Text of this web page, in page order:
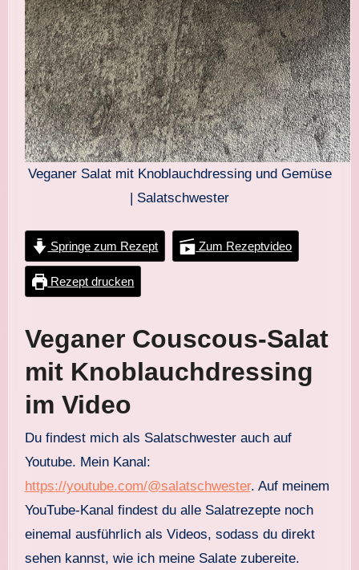
Veganer Salat mit Knoblauchdressing und Gemüse
| Salatschwester
Springe zum Rezept Zum Rezeptvideo
Rezept drucken
Veganer Couscous-Salat
mit Knoblauchdressing
im Video
Du findest mich als Salatschwester auch auf
Youtube. Mein Kanal:
https://youtube.com/@salatschwester. Auf meinem
YouTube-Kanal findest du alle Salatrezepte noch
einemal ausführlich als Videos, sodass du direkt
sehen kannst, wie ich meine Salate zubereite.